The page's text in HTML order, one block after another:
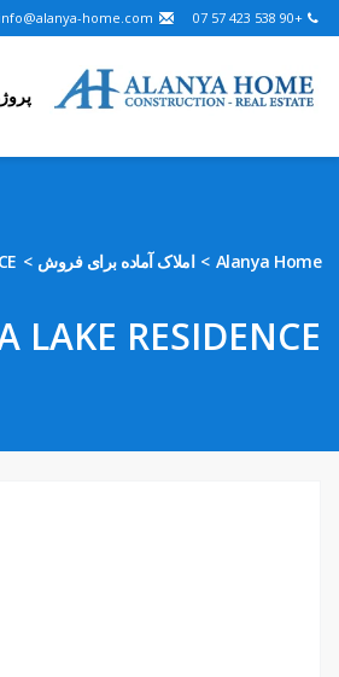
+90 538 423 57 07
Alanya Home املاک آماده برای فروش
LAKE RESIDENCE